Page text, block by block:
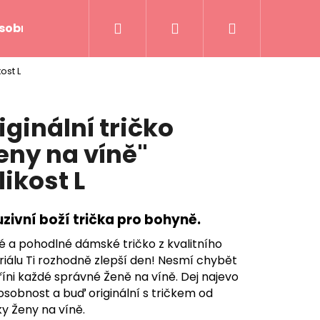
údajů Přihlášení
L
tričko
na víně"
L
boží trička pro bohyně.
a pohodlné dámské tričko z kvalitního
Ti rozhodně zlepší den! Nesmí chybět
každé správné Ženě na víně. Dej najevo
a buď originální s tričkem od
Ženy na víně.
Následující